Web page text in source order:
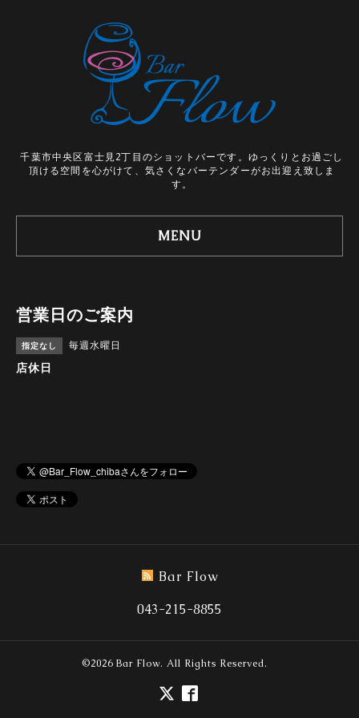
千葉市中央区富士見2丁目のショットバーです。ゆっくりとお過ごし
頂ける空間を心がけて、気さくなバーテンダーがお出迎え致しま
す。
MENU
営業日のご案内
指定なし 毎週水曜日
店休日
Bar Flow
043-215-8855
©2026 Bar Flow. All Rights Reserved.